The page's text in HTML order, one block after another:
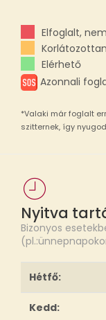
Elfoglalt,
Elérhető
Azonnali
*Valaki már foglalt
szitternek, így
Nyitva
Bizonyos
Hétfő:
Kedd: